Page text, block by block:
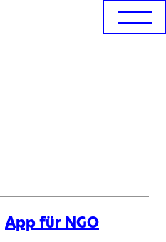
App für NGO